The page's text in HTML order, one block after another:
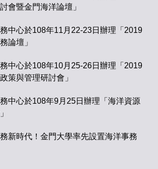
會暨金門海洋論壇」
中心於108年11月22-23日辦理「2019
論壇」
中心於108年10月25-26日辦理「2019
策與管理研討會」
中心於108年9月25日辦理「海洋資源
新時代！金門大學率先設置海洋事務